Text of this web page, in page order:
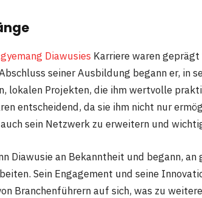
Diawusies Karriere waren
seiner Ausbildung begann er, in
lokalen Projekten, die ihm wertvolle
entscheidend, da sie ihm nicht nur
sein Netzwerk zu erweitern und
Diawusie an Bekanntheit und begann,
Sein Engagement und seine
Branchenführern auf sich, was zu